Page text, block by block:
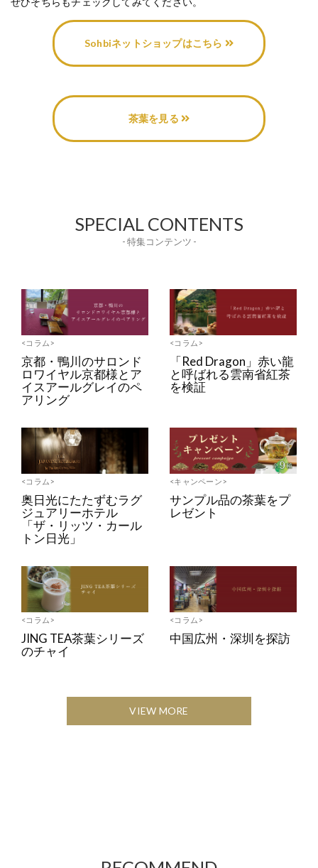
Sohbiネットショップはこちら
茶葉を見る
SPECIAL CONTENTS
- 特集コンテンツ -
<コラム>
京都・鴨川のサロンド
ロワイヤル京都様とア
イスアールグレイのペ
アリング
<コラム>
「Red Dragon」赤い龍
と呼ばれる雲南省紅茶
を検証
<コラム>
奥日光にたたずむラグ
ジュアリーホテル
「ザ・リッツ・カール
トン日光」
<キャンペーン>
サンプル品の茶葉をプ
レゼント
<コラム>
JING TEA茶葉シリーズ
のチャイ
<コラム>
中国広州・深圳を探訪
VIEW MORE